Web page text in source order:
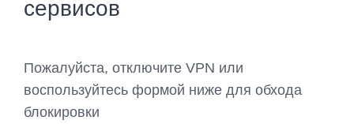
сервисов
Пожалуйста, отключите VPN или
воспользуйтесь формой ниже для обхода
блокировки